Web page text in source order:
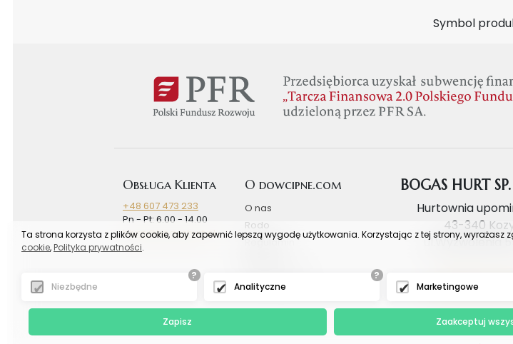
Symbol
Obsługa Klienta
+48 607 473 233
Pn - Pt: 6.00 - 14.00
biuro@bogashurt.pl
O dowcipne.com
O nas
Rodo
Regulamin
BOGAS HURT
Hurtownia
43-340
ul.Wyzwolenia
Ta strona korzysta z plików cookie, aby zapewnić lepszą wygodę użytkowania. Korzystając z tej strony,
cookie, Polityka prywatności.
?
Niezbędne
?
Analityczne
Marketingowe
Zapisz Zaakceptuj